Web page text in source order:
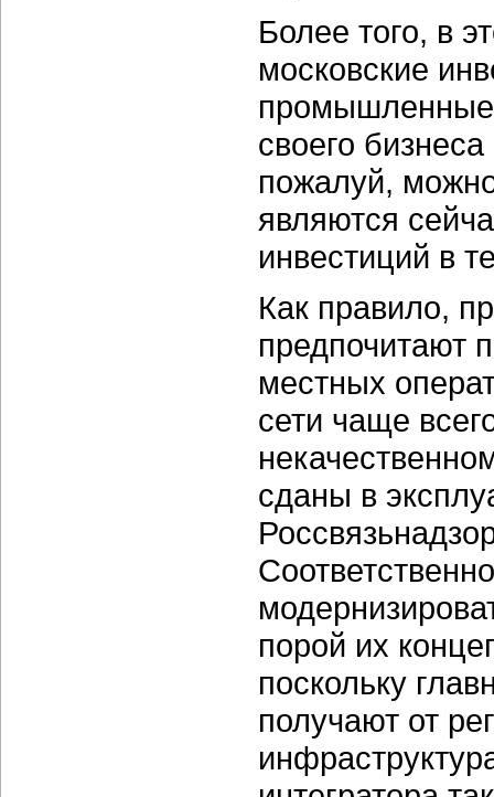
Более того, в
московские
промышленные
своего
пожалуй,
являются
инвестиций в
Как правило,
предпочитают
местных
сети чаще
сданы в
порой их
поскольку
получают от